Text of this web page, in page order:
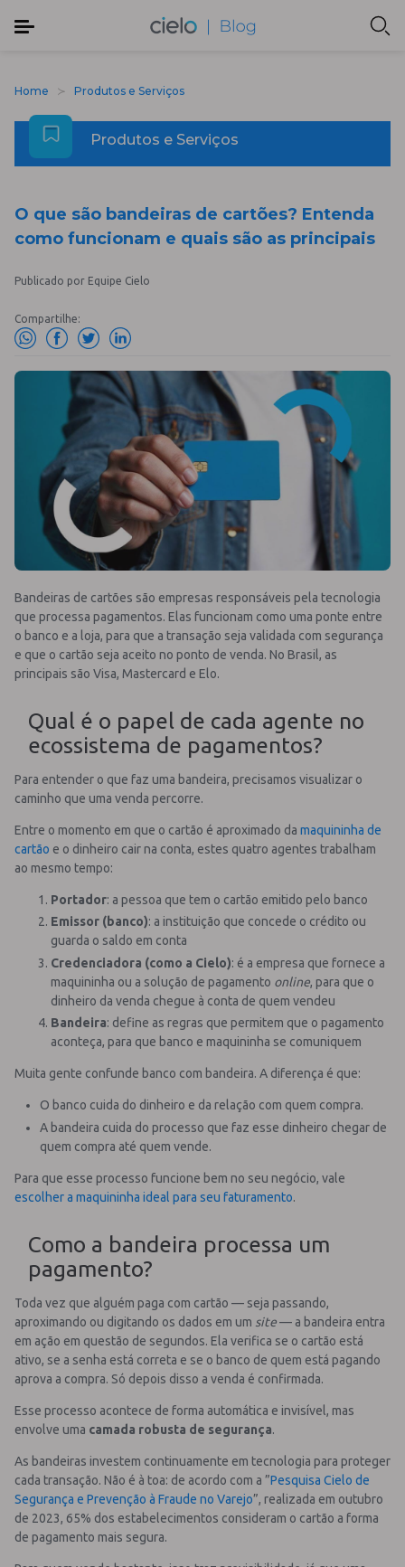
Home Produtos e Serviços
Produtos e Serviços
O que são bandeiras de cartões? Entenda
como funcionam e quais são as principais
Publicado por Equipe Cielo
Compartilhe:
Bandeiras de cartões são empresas responsáveis pela tecnologia
que processa pagamentos. Elas funcionam como uma ponte entre
o banco e a loja, para que a transação seja validada com segurança
e que o cartão seja aceito no ponto de venda. No Brasil, as
principais são Visa, Mastercard e Elo.
Qual é o papel de cada agente no
ecossistema de pagamentos?
Para entender o que faz uma bandeira, precisamos visualizar o
caminho que uma venda percorre.
Entre o momento em que o cartão é aproximado da maquininha de
cartão e o dinheiro cair na conta, estes quatro agentes trabalham
ao mesmo tempo:
Portador: a pessoa que tem o cartão emitido pelo banco
Emissor (banco): a instituição que concede o crédito ou
guarda o saldo em conta
Credenciadora (como a Cielo): é a empresa que fornece a
maquininha ou a solução de pagamento online, para que o
dinheiro da venda chegue à conta de quem vendeu
Bandeira: define as regras que permitem que o pagamento
aconteça, para que banco e maquininha se comuniquem
Muita gente confunde banco com bandeira. A diferença é que:
O banco cuida do dinheiro e da relação com quem compra.
A bandeira cuida do processo que faz esse dinheiro chegar de
quem compra até quem vende.
Para que esse processo funcione bem no seu negócio, vale
escolher a maquininha ideal para seu faturamento.
Como a bandeira processa um
pagamento?
Toda vez que alguém paga com cartão — seja passando,
aproximando ou digitando os dados em um site— a bandeira entra
em ação em questão de segundos. Ela verifica se o cartão está
ativo, se a senha está correta e se o banco de quem está pagando
aprova a compra. Só depois disso a venda é confirmada.
Esse processo acontece de forma automática e invisível, mas
envolve uma camada robusta de segurança.
As bandeiras investem continuamente em tecnologia para proteger
cada transação. Não é à toa: de acordo com a ”Pesquisa Cielo de
Segurança e Prevenção à Fraude no Varejo”, realizada em outubro
de 2023, 65% dos estabelecimentos consideram o cartão a forma
de pagamento mais segura.